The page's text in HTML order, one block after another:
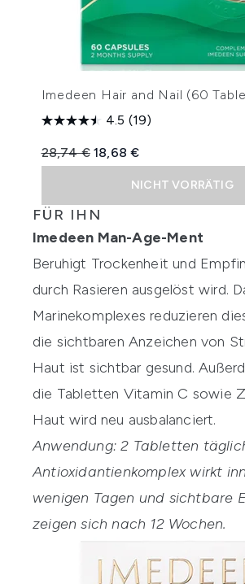
Imedeen Hair and Nail (60
4.5 (19)
Unverbindliche Preisempfehlung:
28,74 € Aktueller Preis:
18,68 €
NICHT VORRÄTIG
FÜR IHN
Imedeen Man-Age-Ment
Beruhigt Trockenheit und
durch Rasieren ausgelöst wird.
Marinekomplexes reduzieren
die sichtbaren Anzeichen von
Haut ist sichtbar gesund.
die Tabletten Vitamin C sowie
Haut wird neu ausbalanciert.
Anwendung: 2 Tabletten
Antioxidantienkomplex wirkt
wenigen Tagen und sichtbare
zeigen sich nach 12 Wochen.